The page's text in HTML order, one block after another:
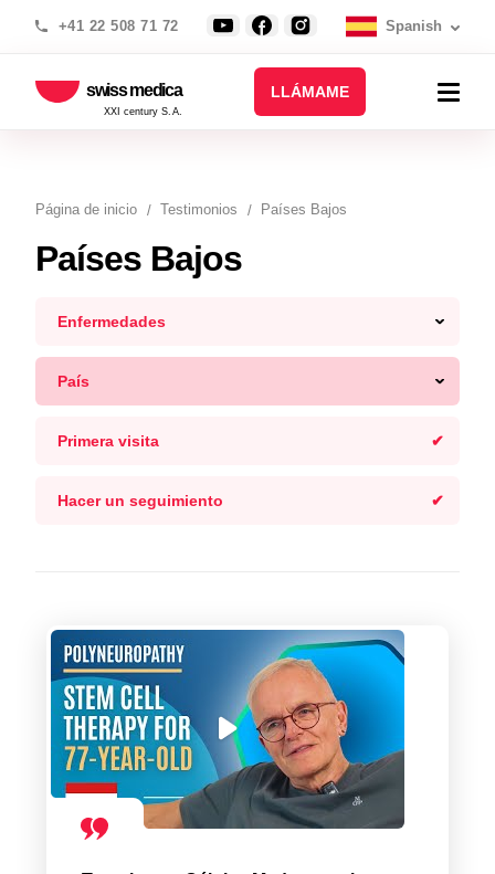
+41 22 508 71 72 Spanish
swiss medica
XXI century S.A.
LLÁMAME
Página de inicio Testimonios Países Bajos
Países Bajos
Enfermedades
País
Primera visita
Hacer un seguimiento